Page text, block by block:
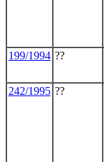
199/1994 ??
242/1995 ??